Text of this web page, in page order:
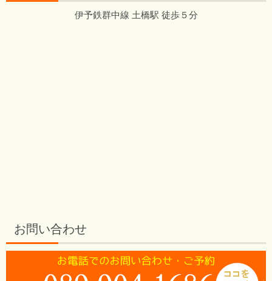
伊予鉄群中線 土橋駅 徒歩５分
お問い合わせ